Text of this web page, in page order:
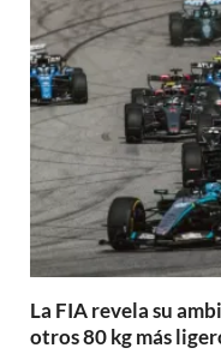
La FIA revela su
otros 80 kg más